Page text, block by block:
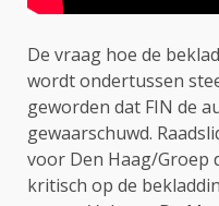
De vraag hoe de
wordt ondertussen
geworden dat FIN de
gewaarschuwd.
voor Den Haag/Groep
kritisch op de